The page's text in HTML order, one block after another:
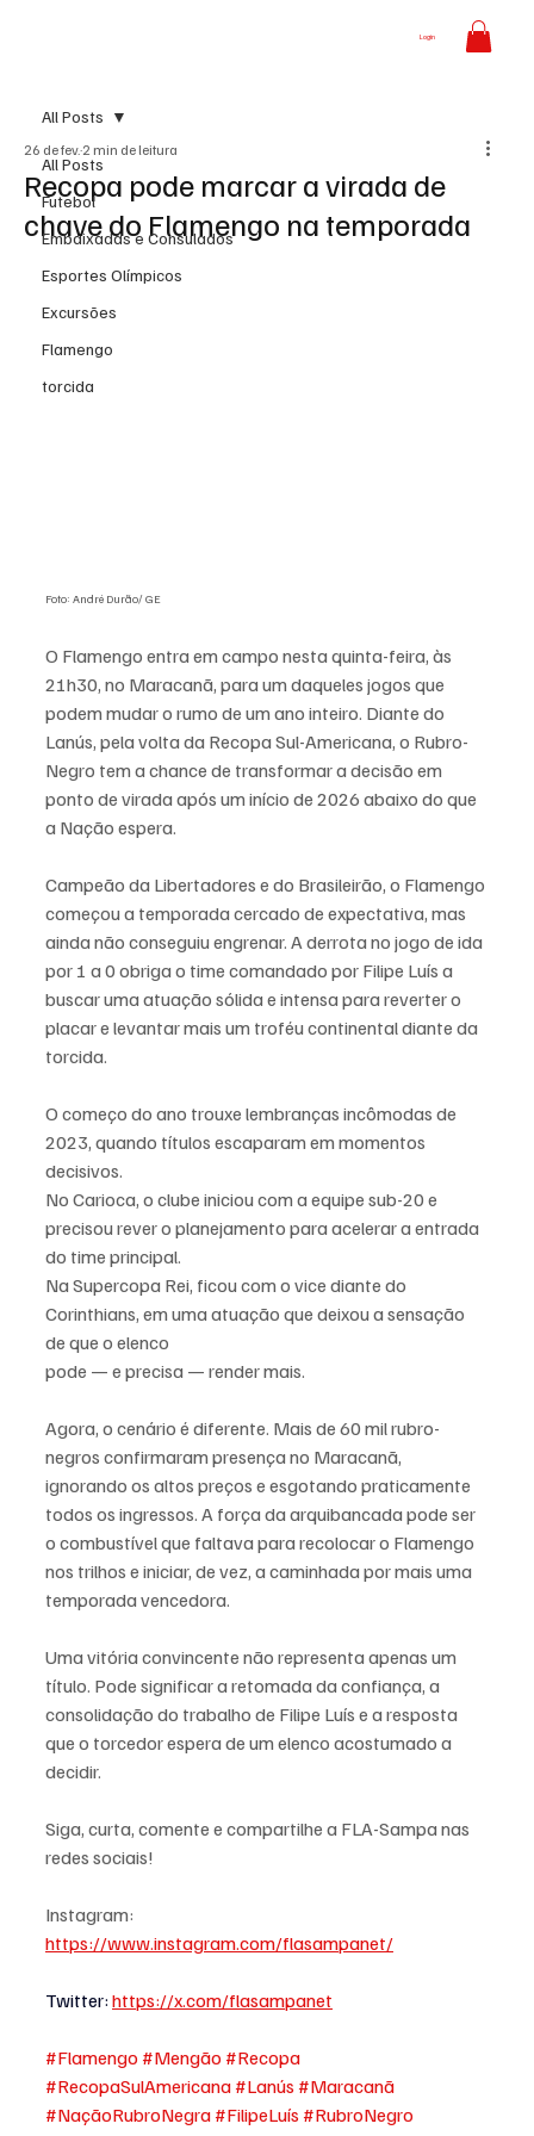
Login
All Posts
Futebol
Embaixadas e Consulados
Esportes Olímpicos
Excursões
Flamengo
torcida
All Posts
Recopa pode marcar a virada de
chave do Flamengo na temporada
26 de fev. 2 min de leitura
Foto: André Durão/ GE
O Flamengo entra em campo nesta quinta-feira, às
21h30, no Maracanã, para um daqueles jogos que
podem mudar o rumo de um ano inteiro. Diante do
Lanús, pela volta da Recopa Sul-Americana, o Rubro-
Negro tem a chance de transformar a decisão em
ponto de virada após um início de 2026 abaixo do que
a Nação espera.
Campeão da Libertadores e do Brasileirão, o Flamengo
começou a temporada cercado de expectativa, mas
ainda não conseguiu engrenar. A derrota no jogo de ida
por 1 a 0 obriga o time comandado por Filipe Luís a
buscar uma atuação sólida e intensa para reverter o
placar e levantar mais um troféu continental diante da
torcida.
O começo do ano trouxe lembranças incômodas de
2023, quando títulos escaparam em momentos
decisivos.
No Carioca, o clube iniciou com a equipe sub-20 e
precisou rever o planejamento para acelerar a entrada
do time principal.
Na Supercopa Rei, ficou com o vice diante do
Corinthians, em uma atuação que deixou a sensação
de que o elenco
pode — e precisa — render mais.
Agora, o cenário é diferente. Mais de 60 mil rubro-
negros confirmaram presença no Maracanã,
ignorando os altos preços e esgotando praticamente
todos os ingressos. A força da arquibancada pode ser
o combustível que faltava para recolocar o Flamengo
nos trilhos e iniciar, de vez, a caminhada por mais uma
temporada vencedora.
Uma vitória convincente não representa apenas um
título. Pode significar a retomada da confiança, a
consolidação do trabalho de Filipe Luís e a resposta
que o torcedor espera de um elenco acostumado a
decidir.
Siga, curta, comente e compartilhe a FLA-Sampa nas
redes sociais!
Instagram:
https://www.instagram.com/flasampanet/
Twitter: https://x.com/flasampanet
#Flamengo #Mengão #Recopa
#RecopaSulAmericana #Lanús #Maracanã
#NaçãoRubroNegra #FilipeLuís #RubroNegro